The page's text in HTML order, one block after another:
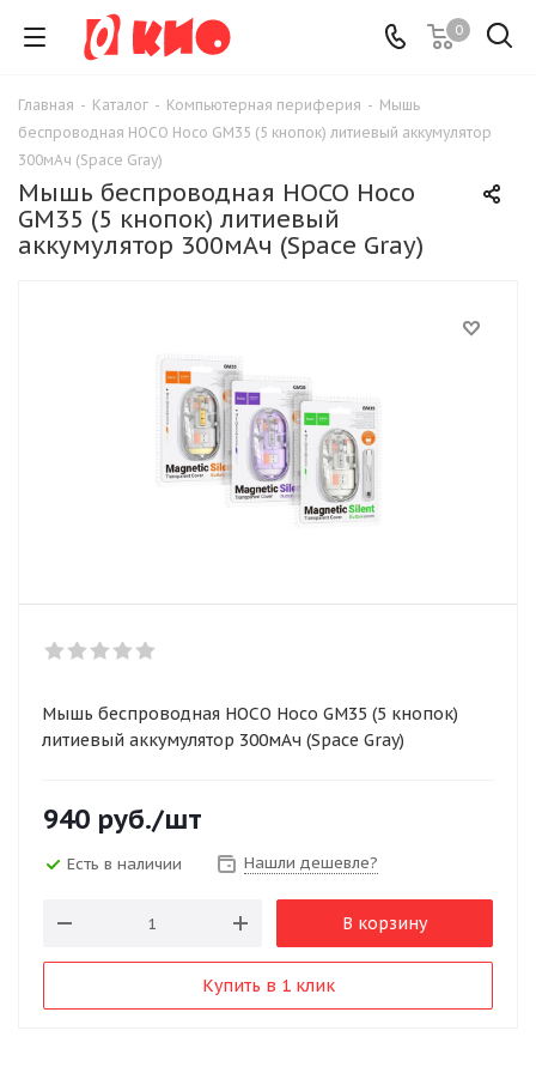
0
Главная - Каталог - Компьютерная периферия - Мышь
беспроводная HOCO Hoco GM35 (5 кнопок) литиевый аккумулятор
300мАч (Space Gray)
Мышь беспроводная HOCO Hoco
GM35 (5 кнопок) литиевый
аккумулятор 300мАч (Space Gray)
Мышь беспроводная HOCO Hoco GM35 (5 кнопок)
литиевый аккумулятор 300мАч (Space Gray)
940 руб./шт
Есть в наличии Нашли дешевле?
В корзину
Купить в 1 клик